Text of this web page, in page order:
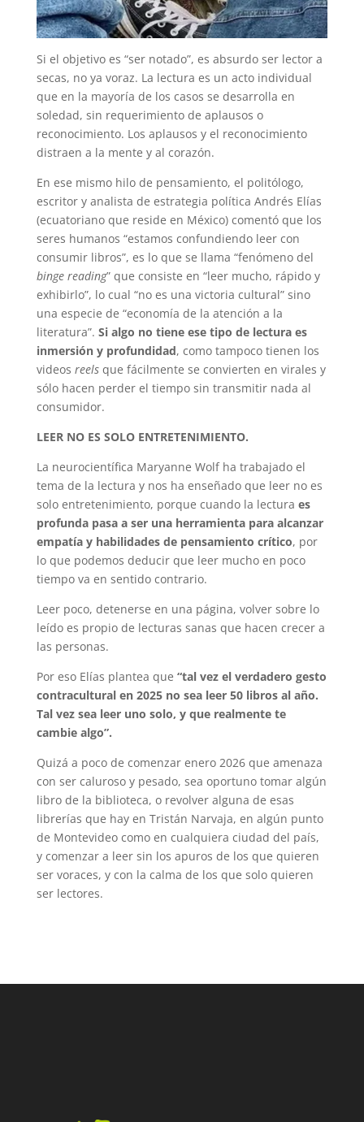
Si el objetivo es “ser notado”, es absurdo ser lector a
secas, no ya voraz. La lectura es un acto individual
que en la mayoría de los casos se desarrolla en
soledad, sin requerimiento de aplausos o
reconocimiento. Los aplausos y el reconocimiento
distraen a la mente y al corazón.
En ese mismo hilo de pensamiento, el politólogo,
escritor y analista de estrategia política Andrés Elías
(ecuatoriano que reside en México) comentó que los
seres humanos “estamos confundiendo leer con
consumir libros”, es lo que se llama “fenómeno del
binge reading” que consiste en “leer mucho, rápido y
exhibirlo”, lo cual “no es una victoria cultural” sino
una especie de “economía de la atención a la
literatura”. Si algo no tiene ese tipo de lectura es
inmersión y profundidad, como tampoco tienen los
videos reelsque fácilmente se convierten en virales y
sólo hacen perder el tiempo sin transmitir nada al
consumidor.
LEER NO ES SOLO ENTRETENIMIENTO.
La neurocientífica Maryanne Wolf ha trabajado el
tema de la lectura y nos ha enseñado que leer no es
solo entretenimiento, porque cuando la lectura es
profunda pasa a ser una herramienta para alcanzar
empatía y habilidades de pensamiento crítico, por
lo que podemos deducir que leer mucho en poco
tiempo va en sentido contrario.
Leer poco, detenerse en una página, volver sobre lo
leído es propio de lecturas sanas que hacen crecer a
las personas.
Por eso Elías plantea que “tal vez el verdadero gesto
contracultural en 2025 no sea leer 50 libros al año.
Tal vez sea leer uno solo, y que realmente te
cambie algo”.
Quizá a poco de comenzar enero 2026 que amenaza
con ser caluroso y pesado, sea oportuno tomar algún
libro de la biblioteca, o revolver alguna de esas
librerías que hay en Tristán Narvaja, en algún punto
de Montevideo como en cualquiera ciudad del país,
y comenzar a leer sin los apuros de los que quieren
ser voraces, y con la calma de los que solo quieren
ser lectores.